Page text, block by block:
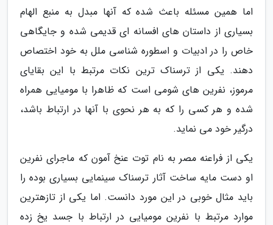
اما همین مسئله باعث شده که آنها مبدل به منبع الهام
بسیاری از داستان های افسانه ای قدیمی شده و جایگاهی
خاص را در ادبیات و اسطوره شناسی ملل به خود اختصاص
دهند. یکی از ترسناک ترین نکات مرتبط با این بقایای
مرموز، نفرین های شومی است که ظاهرا با مومیایی همراه
شده و هر کسی را که به هر نحوی با آنها در ارتباط باشد،
درگیر خود می نماید.
یکی از فراعنه مصر به نام توت عنخ آمون که ماجرای نفرین
او دست مایه ساخت آثار ترسناک سینمایی بسیاری بوده را
باید مثال خوبی در این مورد دانست. اما یکی از تازهترین
موارد مرتبط با نفرین مومیایی در ارتباط با جسد یخ زده